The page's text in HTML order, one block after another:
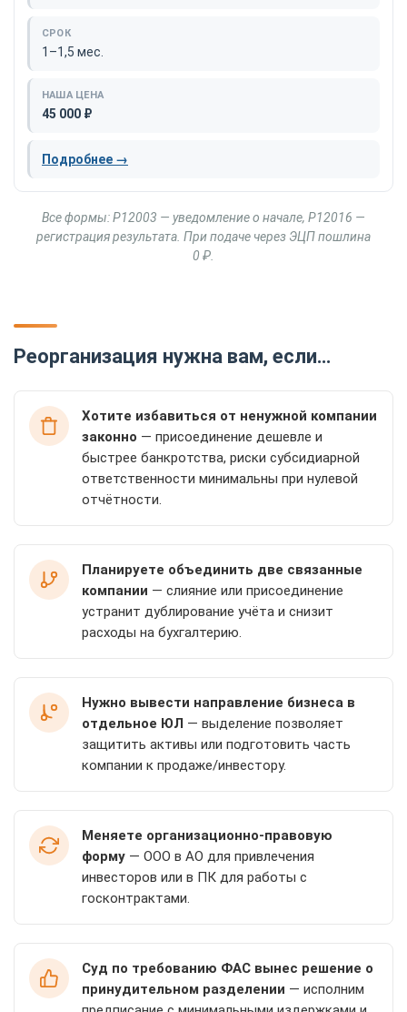
1–1,5 мес.
45 000 ₽
Подробнее →
Все формы: Р12003 — уведомление о начале, Р12016 —
регистрация результата. При подаче через ЭЦП пошлина
0 ₽.
Реорганизация нужна вам, если…
Хотите избавиться от ненужной компании
законно — присоединение дешевле и
быстрее банкротства, риски субсидиарной
ответственности минимальны при нулевой
отчётности.
Планируете объединить две связанные
компании — слияние или присоединение
устранит дублирование учёта и снизит
расходы на бухгалтерию.
Нужно вывести направление бизнеса в
отдельное ЮЛ — выделение позволяет
защитить активы или подготовить часть
компании к продаже/инвестору.
Меняете организационно-правовую
форму — ООО в АО для привлечения
инвесторов или в ПК для работы с
госконтрактами.
Суд по требованию ФАС вынес решение о
принудительном разделении — исполним